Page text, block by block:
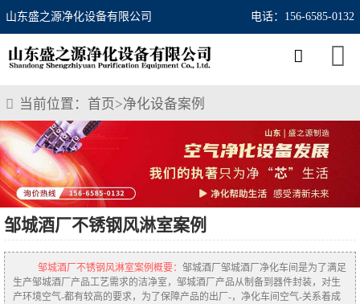
山东盛之源净化设备有限公司 电话：156-6585-0132
当前位置： 首页>净化设备案例
邹城酒厂不锈钢风淋室案例
邹城酒厂不锈钢风淋室案例概要： 邹城酒厂邹城酒厂净化车间是为了满足
生产邹城酒厂产品工艺需求的洁净室，邹城酒厂产品从制备到器件封装，对生
产环境空气-都有较高的要求，为了保障产品的出厂-，净化车间空气-关系着成